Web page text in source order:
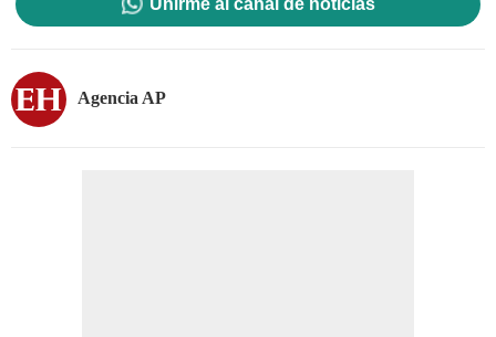
Unirme al canal de noticias
Agencia AP